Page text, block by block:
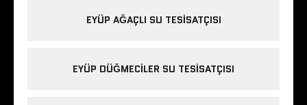
EYÜP AĞAÇLI SU TESISATÇISI
EYÜP DÜĞMECILER SU TESISATÇISI